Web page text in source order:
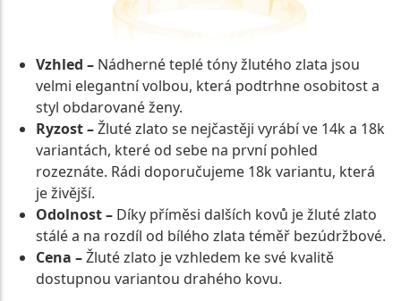
Vzhled – Nádherné teplé tóny žlutého zlata jsou
velmi elegantní volbou, která podtrhne osobitost a
styl obdarované ženy.
Ryzost –Žluté zlato se nejčastěji vyrábí ve 14k a 18k
variantách, které od sebe na první pohled
rozeznáte. Rádi doporučujeme 18k variantu, která
je živější.
Odolnost – Díky příměsi dalších kovů je žluté zlato
stálé a na rozdíl od bílého zlata téměř bezúdržbové.
Cena –Žluté zlato je vzhledem ke své kvalitě
dostupnou variantou drahého kovu.